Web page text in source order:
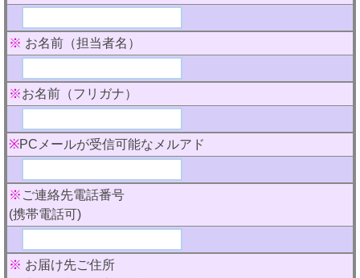
※ お名前（担当者名）
※お名前（フリガナ）
※PCメールが受信可能なメルアド
※ ご連絡先電話番号
(携帯電話可)
※ お届け先ご住所